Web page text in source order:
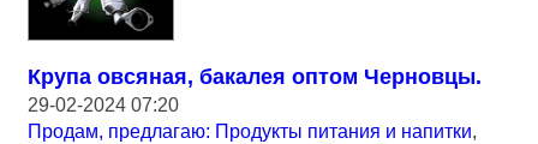
Крупа овсяная, бакалея оптом Черновцы.
29-02-2024 07:20
Продам, предлагаю: Продукты питания и напитки,